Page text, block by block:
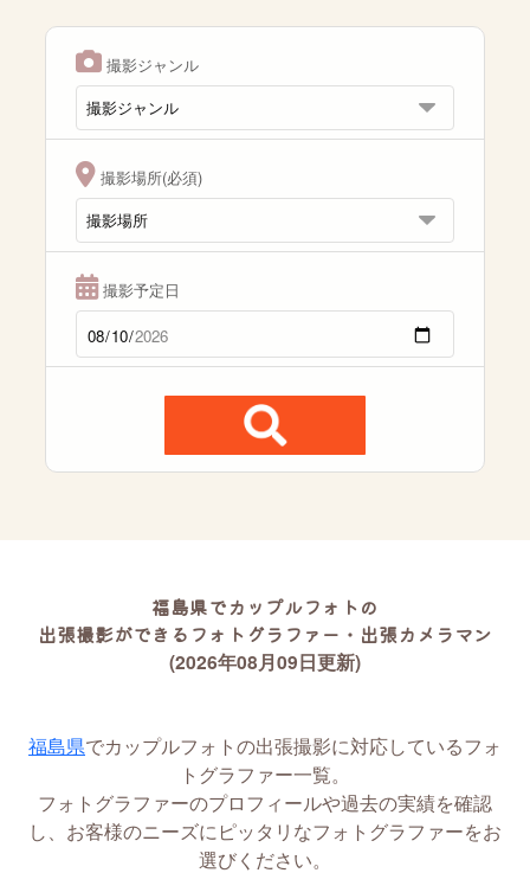
撮影ジャンル
撮影場所(必須)
撮影予定日
福島県でカップルフォトの
出張撮影ができるフォトグラファー・出張カメラマン
(2026年08月09日更新)
福島県でカップルフォトの出張撮影に対応しているフォ
トグラファー一覧。
フォトグラファーのプロフィールや過去の実績を確認
し、お客様のニーズにピッタリなフォトグラファーをお
選びください。